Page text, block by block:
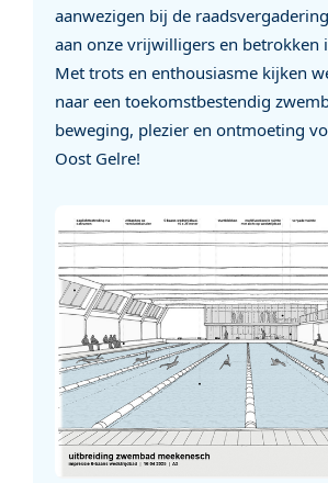
aanwezigen bij de
aan onze vrijwilligers en betrokken
Met trots en enthousiasme kijken
naar een toekomstbestendig
beweging, plezier en ontmoeting
Oost Gelre!